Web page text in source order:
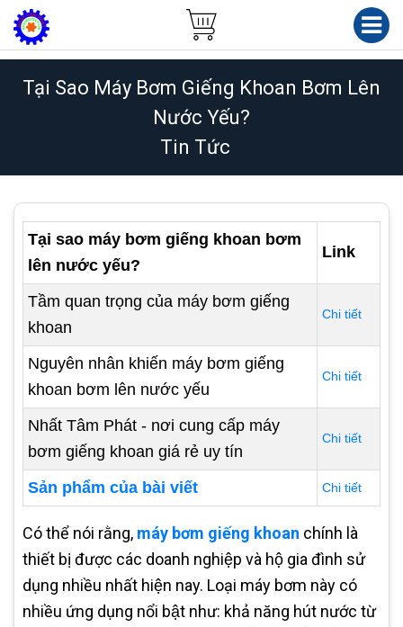
Tại Sao Máy Bơm Giếng Khoan Bơm Lên
Nước Yếu?
Tin Tức
Tại sao máy bơm giếng khoan bơm
lên nước yếu?
Link
Tầm quan trọng của máy bơm giếng
khoan
Chi tiết
Nguyên nhân khiến máy bơm giếng
khoan bơm lên nước yếu
Chi tiết
Nhất Tâm Phát - nơi cung cấp máy
bơm giếng khoan giá rẻ uy tín
Chi tiết
Sản phẩm của bài viết Chi tiết
Có thể nói rằng, máy bơm giếng khoan chính là
thiết bị được các doanh nghiệp và hộ gia đình sử
dụng nhiều nhất hiện nay. Loại máy bơm này có
nhiều ứng dụng nổi bật như: khả năng hút nước từ